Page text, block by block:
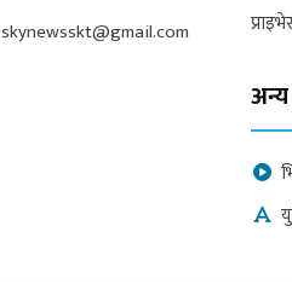
skynewsskt@gmail.com